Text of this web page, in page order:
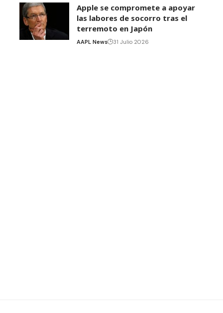
Apple se compromete a apoyar
las labores de socorro tras el
terremoto en Japón
AAPL News 31 Julio 2026